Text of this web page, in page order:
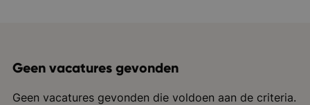
Geen vacatures gevonden
Geen vacatures gevonden die voldoen aan de criteria.